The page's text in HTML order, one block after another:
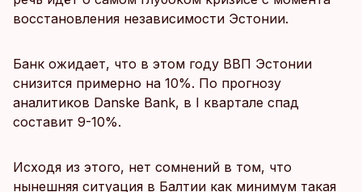
восстановления независимости Эстонии.
Банк ожидает, что в этом году ВВП Эстонии
снизится примерно на 10%. По прогнозу
аналитиков Danske Bank, в I квартале спад
составит 9-10%.
Исходя из этого, нет сомнений в том, что
нынешняя ситуация в Балтии как минимум такая